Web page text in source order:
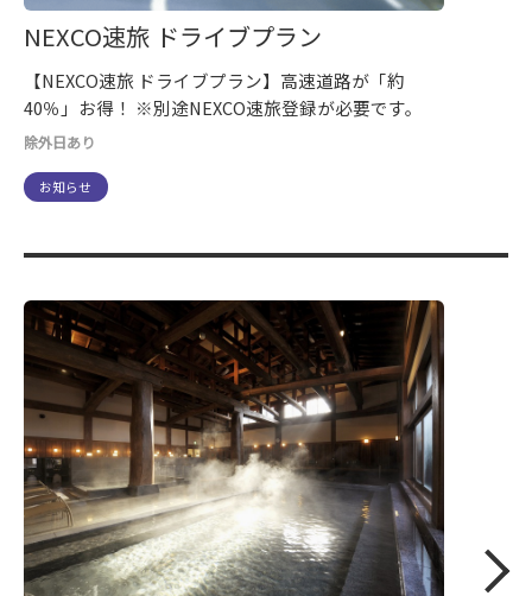
NEXCO速旅 ドライブプラン
【NEXCO速旅 ドライブプラン】高速道路が「約
40％」お得！ ※別途NEXCO速旅登録が必要です。
除外日あり
お知らせ